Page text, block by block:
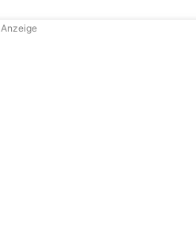
Anzeige